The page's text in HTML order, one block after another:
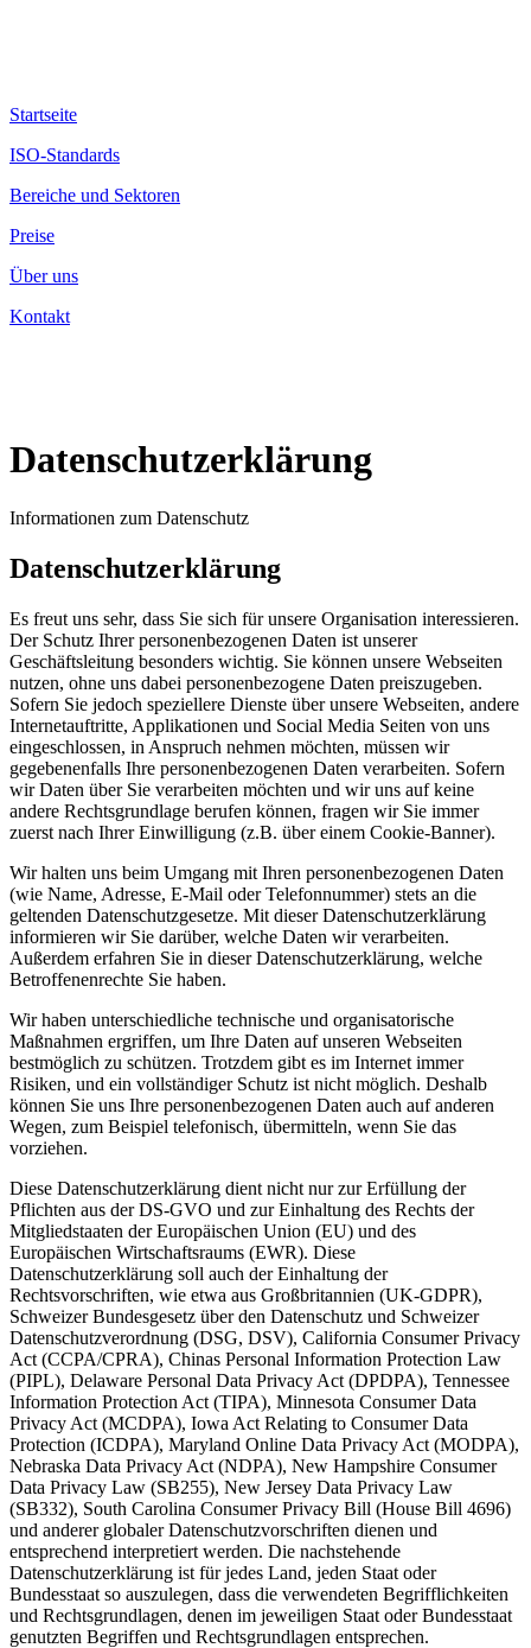
Startseite
ISO-Standards
Bereiche und Sektoren
Preise
Über uns
Kontakt
Datenschutzerklärung
Informationen zum Datenschutz
Datenschutzerklärung
Es freut uns sehr, dass Sie sich für unsere Organisation interessieren.
Der Schutz Ihrer personenbezogenen Daten ist unserer
Geschäftsleitung besonders wichtig. Sie können unsere Webseiten
nutzen, ohne uns dabei personenbezogene Daten preiszugeben.
Sofern Sie jedoch speziellere Dienste über unsere Webseiten, andere
Internetauftritte, Applikationen und Social Media Seiten von uns
eingeschlossen, in Anspruch nehmen möchten, müssen wir
gegebenenfalls Ihre personenbezogenen Daten verarbeiten. Sofern
wir Daten über Sie verarbeiten möchten und wir uns auf keine
andere Rechtsgrundlage berufen können, fragen wir Sie immer
zuerst nach Ihrer Einwilligung (z.B. über einem Cookie-Banner).
Wir halten uns beim Umgang mit Ihren personenbezogenen Daten
(wie Name, Adresse, E-Mail oder Telefonnummer) stets an die
geltenden Datenschutzgesetze. Mit dieser Datenschutzerklärung
informieren wir Sie darüber, welche Daten wir verarbeiten.
Außerdem erfahren Sie in dieser Datenschutzerklärung, welche
Betroffenenrechte Sie haben.
Wir haben unterschiedliche technische und organisatorische
Maßnahmen ergriffen, um Ihre Daten auf unseren Webseiten
bestmöglich zu schützen. Trotzdem gibt es im Internet immer
Risiken, und ein vollständiger Schutz ist nicht möglich. Deshalb
können Sie uns Ihre personenbezogenen Daten auch auf anderen
Wegen, zum Beispiel telefonisch, übermitteln, wenn Sie das
vorziehen.
Diese Datenschutzerklärung dient nicht nur zur Erfüllung der
Pflichten aus der DS-GVO und zur Einhaltung des Rechts der
Mitgliedstaaten der Europäischen Union (EU) und des
Europäischen Wirtschaftsraums (EWR). Diese
Datenschutzerklärung soll auch der Einhaltung der
Rechtsvorschriften, wie etwa aus Großbritannien (UK-GDPR),
Schweizer Bundesgesetz über den Datenschutz und Schweizer
Datenschutzverordnung (DSG, DSV), California Consumer Privacy
Act (CCPA/CPRA), Chinas Personal Information Protection Law
(PIPL), Delaware Personal Data Privacy Act (DPDPA), Tennessee
Information Protection Act (TIPA), Minnesota Consumer Data
Privacy Act (MCDPA), Iowa Act Relating to Consumer Data
Protection (ICDPA), Maryland Online Data Privacy Act (MODPA),
Nebraska Data Privacy Act (NDPA), New Hampshire Consumer
Data Privacy Law (SB255), New Jersey Data Privacy Law
(SB332), South Carolina Consumer Privacy Bill (House Bill 4696)
und anderer globaler Datenschutzvorschriften dienen und
entsprechend interpretiert werden. Die nachstehende
Datenschutzerklärung ist für jedes Land, jeden Staat oder
Bundesstaat so auszulegen, dass die verwendeten Begrifflichkeiten
und Rechtsgrundlagen, denen im jeweiligen Staat oder Bundesstaat
genutzten Begriffen und Rechtsgrundlagen entsprechen.